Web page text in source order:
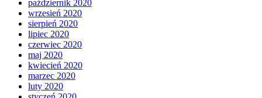
październik 2020
wrzesień 2020
sierpień 2020
lipiec 2020
czerwiec 2020
maj 2020
kwiecień 2020
marzec 2020
luty 2020